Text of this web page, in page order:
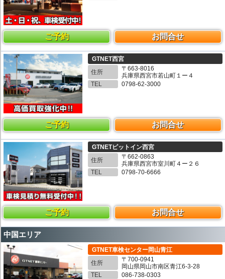
ご予約 お問合せ
GTNET西宮
住所
〒663-8016
兵庫県西宮市若山町１ー４
TEL
0798-62-3000
ご予約 お問合せ
GTNETピットイン西宮
住所
〒662-0863
兵庫県西宮市室川町４ー２６
TEL
0798-70-6666
ご予約 お問合せ
中国エリア
GTNET車検センター岡山青江
住所
〒700-0941
岡山県岡山市南区青江6-3-28
TEL
086-738-0303